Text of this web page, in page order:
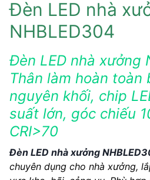
Đèn LED nhà
NHBLED304
Đèn LED nhà xưởng
Thân làm hoàn toàn
nguyên khối, chip
suất lớn, góc chiếu
CRI>70
Đèn LED nhà xưởng
chuyên dụng cho nhà xưởng,